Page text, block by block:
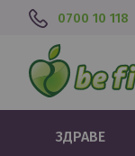
0700 10 118
ЗДРАВЕ